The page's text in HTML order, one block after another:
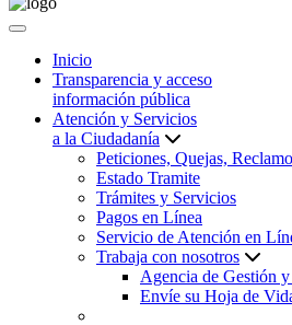
Inicio
Transparencia y acceso
información pública
Atención y Servicios
a la Ciudadanía
Peticiones, Quejas,
Estado Tramite
Trámites y Servicios
Pagos en Línea
Servicio de Atención en
Trabaja con nosotros
Agencia de Gestión
Envíe su Hoja de